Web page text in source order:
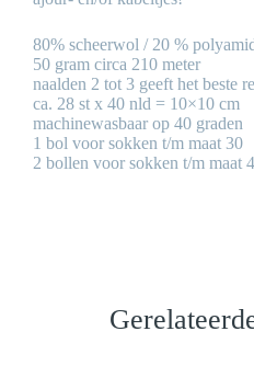
80% scheerwol / 20 %
50 gram circa 210 meter
naalden 2 tot 3 geeft het beste
ca. 28 st x 40 nld = 10×10 cm
machinewasbaar op 40 graden
1 bol voor sokken t/m maat 30
2 bollen voor sokken t/m maat